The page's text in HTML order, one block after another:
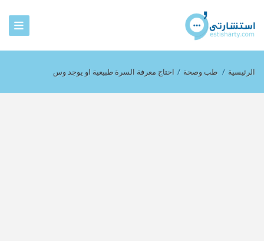
الرئيسية / طب وصحة / احتاج معرفة السرة طبيعية او يوجد وس